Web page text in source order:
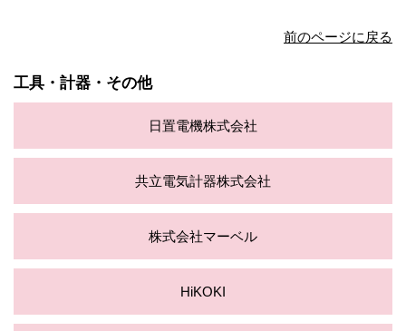
前のページに戻る
工具・計器・その他
日置電機株式会社
共立電気計器株式会社
株式会社マーベル
HiKOKI